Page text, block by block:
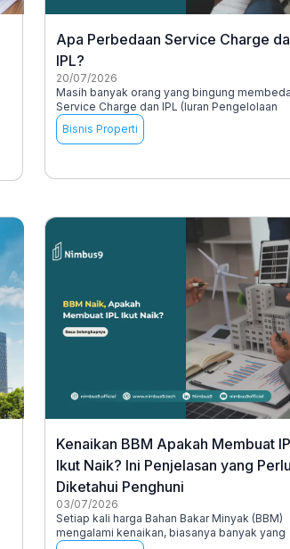
Apa Perbedaan Service Charge
IPL?
20/07/2026
Masih banyak orang yang bingung
Service Charge dan IPL (Iuran Pengelolaan
Bisnis Properti
Kenaikan BBM Apakah Membuat
Ikut Naik? Ini Penjelasan yang
Diketahui Penghuni
03/07/2026
Setiap kali harga Bahan Bakar Minyak (BBM)
mengalami kenaikan, biasanya banyak yang